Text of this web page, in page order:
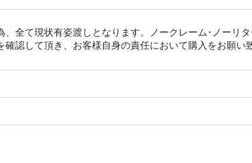
、全て現状有姿渡しとなります。ノークレーム･ノー
確認して頂き、お客様自身の責任において購入をお願い